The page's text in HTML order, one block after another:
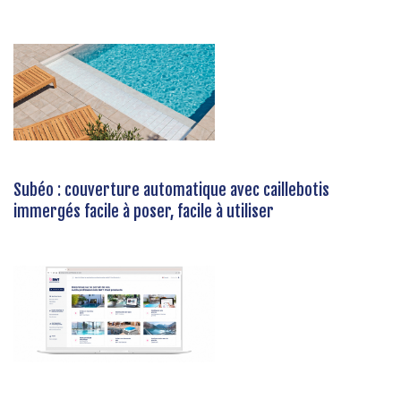
Subéo : couverture automatique avec caillebotis
immergés facile à poser, facile à utiliser